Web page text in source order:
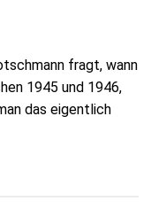
fragt, wann
1945 und 1946,
das eigentlich